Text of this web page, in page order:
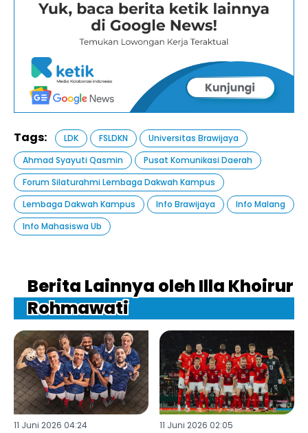
Tags: LDK FSLDKN
Universitas Brawijaya
Ahmad Syayuti Qasmin
Pusat Komunikasi Daerah
Forum Silaturahmi Lembaga Dakwah Kampus
Lembaga Dakwah Kampus
Info Brawijaya
Info Malang
Info Mahasiswa Ub
Berita Lainnya oleh Illa Khoirur
Rohmawati
11 Juni 2026 04:24 11 Juni 2026 02:05